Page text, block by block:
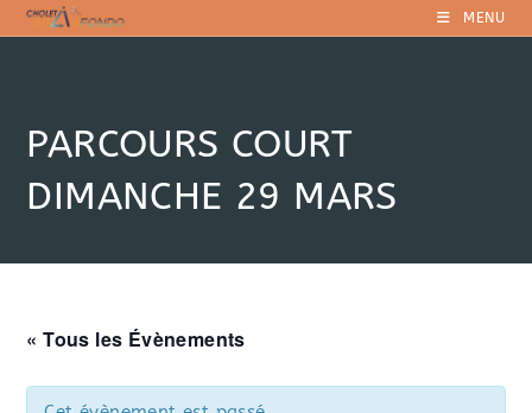
Skip
to
MENU
PARCOURS COURT
DIMANCHE 29 MARS
« Tous les Évènements